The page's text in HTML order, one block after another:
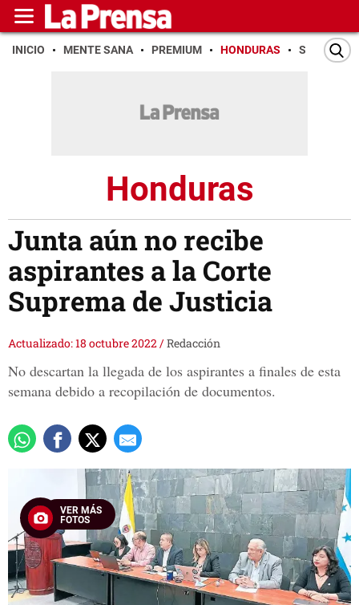
INICIO MENTE SANA PREMIUM HONDURAS SAN PEDRO
Honduras
Junta aún no recibe
aspirantes a la Corte
Suprema de Justicia
Actualizado: 18 octubre 2022/Redacción
No descartan la llegada de los aspirantes a finales de esta
semana debido a recopilación de documentos.
VER MÁS
FOTOS